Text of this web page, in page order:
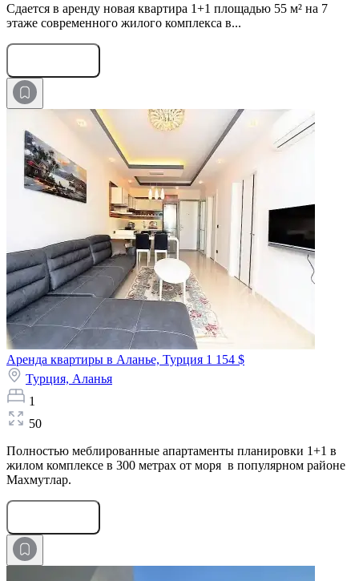
Сдается в аренду новая квартира 1+1 площадью 55 м² на 7
этаже современного жилого комплекса в...
Аренда квартиры в Аланье, Турция 1 154 $
Турция, Аланья
1
50
Полностью меблированные апартаменты планировки 1+1 в
жилом комплексе в 300 метрах от моря в популярном районе
Махмутлар.